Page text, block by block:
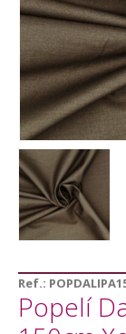
Ref.:
Popelí